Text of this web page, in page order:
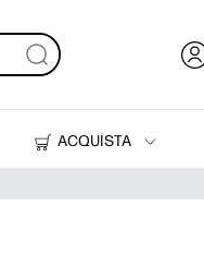
ACQUISTA
Stampanti